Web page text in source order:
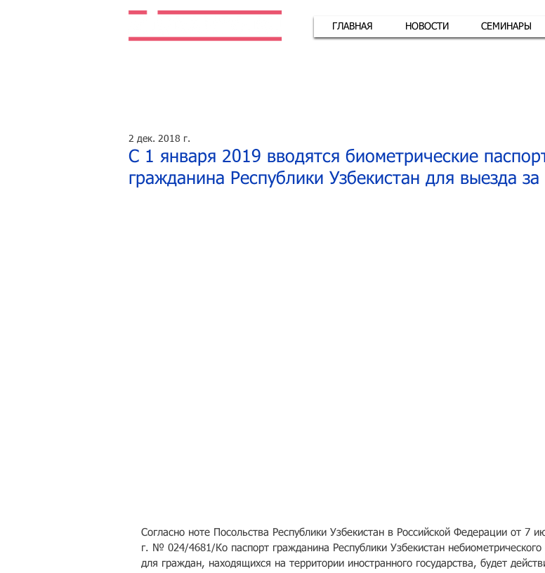
ГЛАВНАЯ НОВОСТИ СЕМИНАРЫ
С 1 января 2019 вводятся биометрические
гражданина Республики Узбекистан для выезда за
2 дек. 2018 г.
Согласно ноте Посольства Республики Узбекистан в Российской Федерации от 7
г. № 024/4681/Ко паспорт гражданина Республики Узбекистан небиометрического
для граждан, находящихся на территории иностранного государства, будет